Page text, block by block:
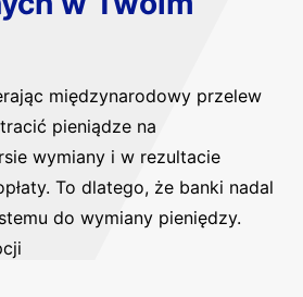
międzynarodowy przelew
pieniądze na
wymiany i w rezultacie
To dlatego, że banki nadal
do wymiany pieniędzy.